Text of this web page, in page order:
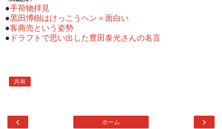
●手荷物拝見
●黒田博樹はけっこうヘン＝面白い
●客商売という姿勢
● ドラフトで思い出した豊田泰光さんの名言
共有
‹ ›
ホーム